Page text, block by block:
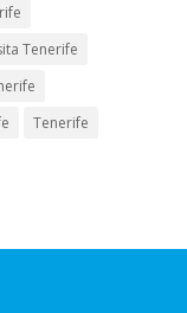
Tenerife
Tenerife